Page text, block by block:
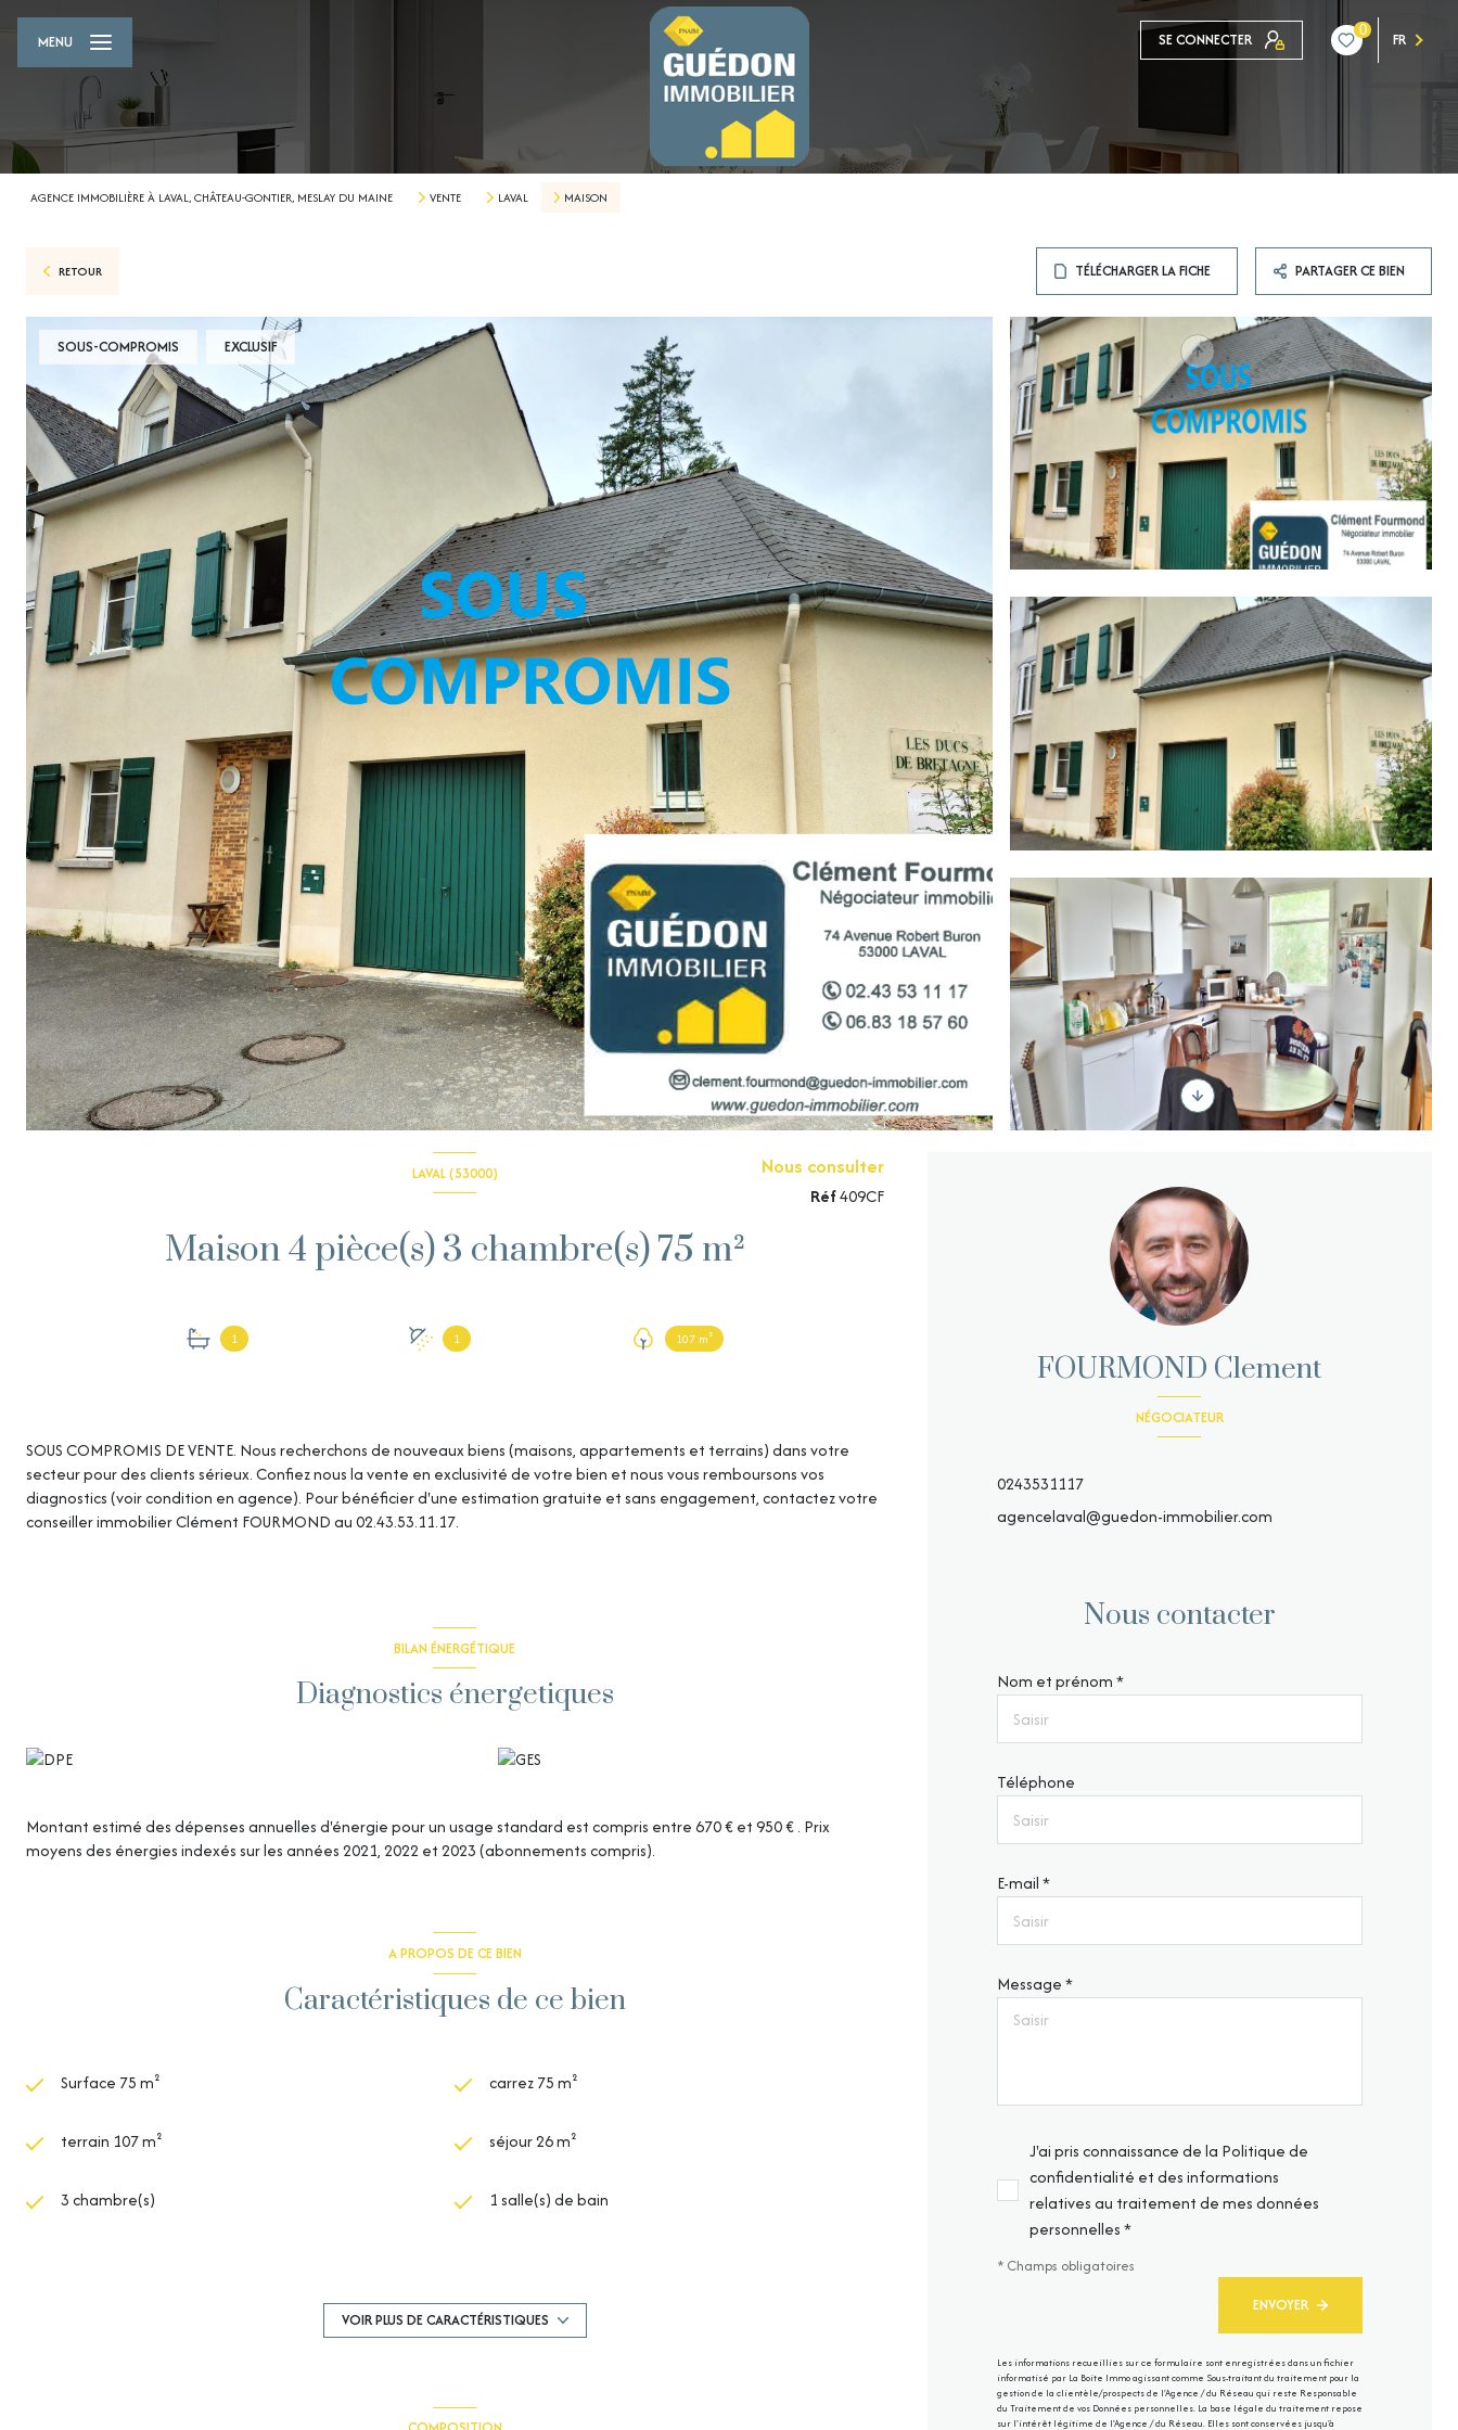
SE CONNECTER 0 FR
MENU
AGENCE IMMOBILIÈRE À LAVAL, CHÂTEAU-GONTIER, MESLAY DU MAINE VENTE LAVAL MAISON
RETOUR TÉLÉCHARGER LA FICHE PARTAGER CE BIEN
SOUS-COMPROMIS EXCLUSIF
LAVAL (53000)
Maison 4 pièce(s) 3 chambre(s) 75 m²
1 1 107 m²
Nous consulter
Réf409CF
SOUS COMPROMIS DE VENTE. Nous recherchons de nouveaux biens (maisons, appartements et terrains) dans votre
secteur pour des clients sérieux. Confiez nous la vente en exclusivité de votre bien et nous vous remboursons vos
diagnostics (voir condition en agence). Pour bénéficier d'une estimation gratuite et sans engagement, contactez votre
conseiller immobilier Clément FOURMOND au 02.43.53.11.17.
BILAN ÉNERGÉTIQUE
Diagnostics énergetiques
Montant estimé des dépenses annuelles d'énergie pour un usage standard est compris entre 670 € et 950 € . Prix
moyens des énergies indexés sur les années 2021, 2022 et 2023 (abonnements compris).
A PROPOS DE CE BIEN
Caractéristiques de ce bien
Surface 75 m² carrez 75 m²
terrain 107 m² séjour 26 m²
3 chambre(s) 1 salle(s) de bain
Chauffage individuel : radiateur (pompe à chaleur)
VOIR PLUS DE CARACTÉRISTIQUES
NÉGOCIATEUR
FOURMOND Clement
0243531117
agencelaval@guedon-immobilier.com
Nous contacter
Nom et prénom *
Téléphone
E-mail *
Message *
J'ai pris connaissance de la Politique de
confidentialité et des informations
relatives au traitement de mes données
personnelles *
* Champs obligatoires
ENVOYER
Les informations recueillies sur ce formulaire sont enregistrées dans un fichier
informatisé par La Boite Immo agissant comme Sous-traitant du traitement pour la
gestion de la clientèle/prospects de l'Agence / du Réseau qui reste Responsable
du Traitement de vos Données personnelles. La base légale du traitement repose
sur l'intérêt légitime de l'Agence / du Réseau. Elles sont conservées jusqu'à